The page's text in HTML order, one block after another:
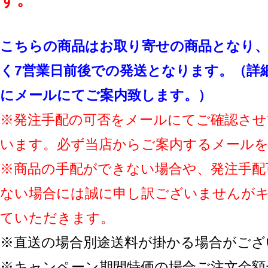
こちらの商品はお取り寄せの商品となり
く7営業日前後での発送となります。（詳
にメールにてご案内致します。）
※発注手配の可否をメールにてご確認さ
います。必ず当店からご案内するメール
※商品の手配ができない場合や、発注手
ない場合には誠に申し訳ございませんが
ていただきます。
※直送の場合別途送料が掛かる場合がご